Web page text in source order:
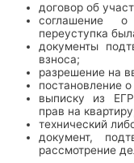
договор об
соглашение о
переуступка
документы
взноса;
разрешение на
постановление
выписку из
прав на
технический
документ,
рассмотрение